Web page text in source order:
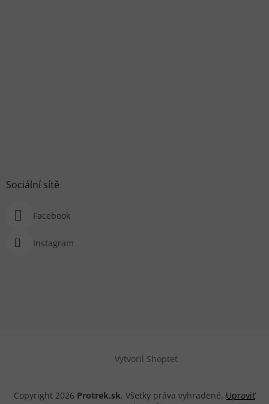
Sociální sítě
Facebook
Instagram
Vytvoril Shoptet
Copyright 2026 Protrek.sk. Všetky práva vyhradené. Upraviť